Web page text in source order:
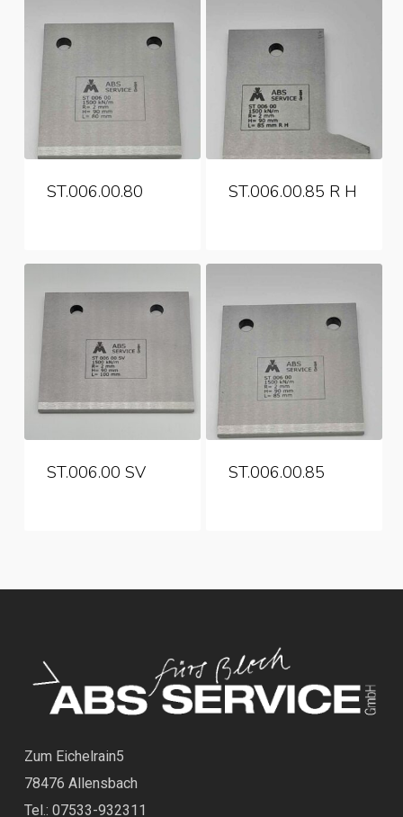
ST.006.00.80 ST.006.00.85 R H
ST.006.00 SV ST.006.00.85
Zum Eichelrain5
78476 Allensbach
Tel.: 07533-932311